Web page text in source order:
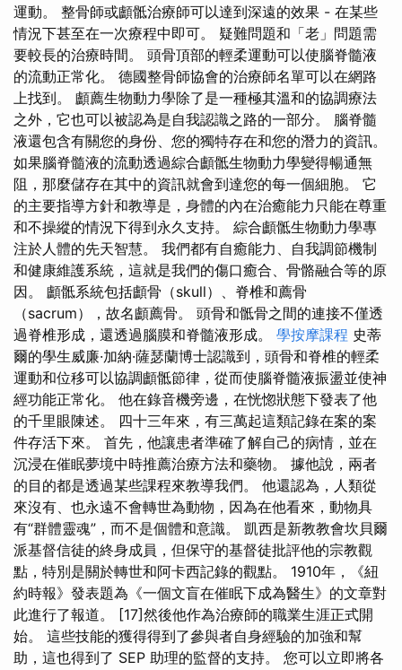
運動。 整骨師或顱骶治療師可以達到深遠的效果 - 在某些
情況下甚至在一次療程中即可。 疑難問題和「老」問題需
要較長的治療時間。 頭骨頂部的輕柔運動可以使腦脊髓液
的流動正常化。 德國整骨師協會的治療師名單可以在網路
上找到。 顱薦生物動力學除了是一種極其溫和的協調療法
之外，它也可以被認為是自我認識之路的一部分。 腦脊髓
液還包含有關您的身份、您的獨特存在和您的潛力的資訊。
如果腦脊髓液的流動透過綜合顱骶生物動力學變得暢通無
阻，那麼儲存在其中的資訊就會到達您的每一個細胞。 它
的主要指導方針和教導是，身體的內在治癒能力只能在尊重
和不操縱的情況下得到永久支持。 綜合顱骶生物動力學專
注於人體的先天智慧。 我們都有自癒能力、自我調節機制
和健康維護系統，這就是我們的傷口癒合、骨骼融合等的原
因。 顱骶系統包括顱骨（skull）、脊椎和薦骨
（sacrum），故名顱薦骨。 頭骨和骶骨之間的連接不僅透
過脊椎形成，還透過腦膜和脊髓液形成。 學按摩課程 史蒂
爾的學生威廉·加納·薩瑟蘭博士認識到，頭骨和脊椎的輕柔
運動和位移可以協調顱骶節律，從而使腦脊髓液振盪並使神
經功能正常化。 他在錄音機旁邊，在恍惚狀態下發表了他
的千里眼陳述。 四十三年來，有三萬起這類記錄在案的案
件存活下來。 首先，他讓患者準確了解自己的病情，並在
沉浸在催眠夢境中時推薦治療方法和藥物。 據他說，兩者
的目的都是透過某些課程來教導我們。 他還認為，人類從
來沒有、也永遠不會轉世為動物，因為在他看來，動物具
有“群體靈魂”，而不是個體和意識。 凱西是新教教會坎貝爾
派基督信徒的終身成員，但保守的基督徒批評他的宗教觀
點，特別是關於轉世和阿卡西記錄的觀點。 1910年，《紐
約時報》發表題為《一個文盲在催眠下成為醫生》的文章對
此進行了報道。 [17]然後他作為治療師的職業生涯正式開
始。 這些技能的獲得得到了參與者自身經驗的加強和幫
助，這也得到了 SEP 助理的監督的支持。 您可以立即將各